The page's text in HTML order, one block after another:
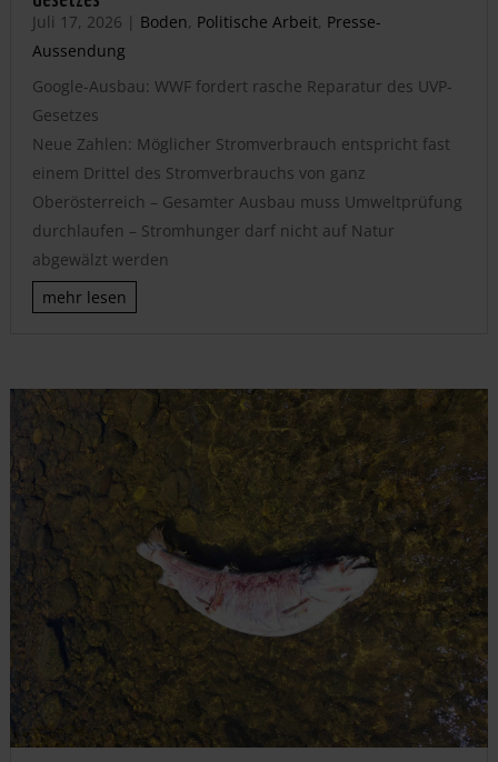
Juli 17, 2026 | Boden, Politische Arbeit, Presse-
Aussendung
Google-Ausbau: WWF fordert rasche Reparatur des UVP-
Gesetzes
Neue Zahlen: Möglicher Stromverbrauch entspricht fast
einem Drittel des Stromverbrauchs von ganz
Oberösterreich – Gesamter Ausbau muss Umweltprüfung
durchlaufen – Stromhunger darf nicht auf Natur
abgewälzt werden
mehr lesen